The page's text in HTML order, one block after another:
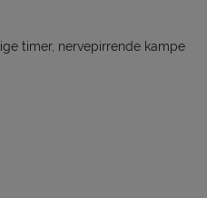
timer, nervepirrende kampe